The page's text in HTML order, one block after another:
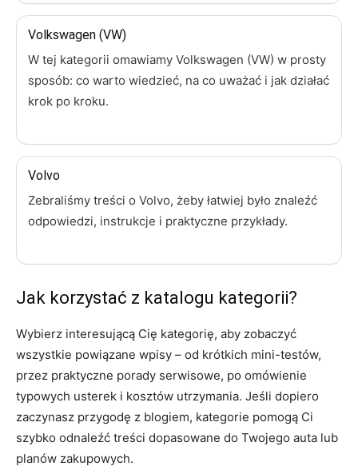
Volkswagen (VW)
W tej kategorii omawiamy Volkswagen (VW) w prosty
sposób: co warto wiedzieć, na co uważać i jak działać
krok po kroku.
Volvo
Zebraliśmy treści o Volvo, żeby łatwiej było znaleźć
odpowiedzi, instrukcje i praktyczne przykłady.
Jak korzystać z katalogu kategorii?
Wybierz interesującą Cię kategorię, aby zobaczyć
wszystkie powiązane wpisy – od krótkich mini-testów,
przez praktyczne porady serwisowe, po omówienie
typowych usterek i kosztów utrzymania. Jeśli dopiero
zaczynasz przygodę z blogiem, kategorie pomogą Ci
szybko odnaleźć treści dopasowane do Twojego auta lub
planów zakupowych.